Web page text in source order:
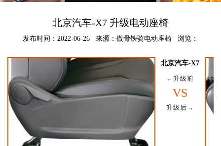
北京汽车-X7 升级电动座椅
发布时间：2022-06-26 来源：傲骨铁骑电动座椅 浏览：
北京汽车-X7
←升级前
VS
升级后→